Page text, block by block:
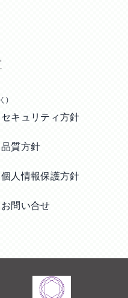
)
セキュリティ方針
品質方針
個人情報保護方針
お問い合せ